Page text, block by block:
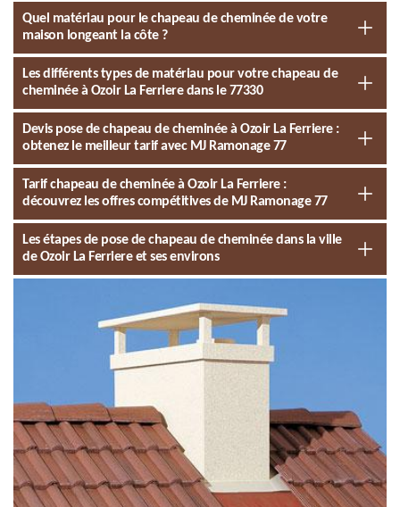
Quel matériau pour le chapeau de cheminée de votre
maison longeant la côte ?
Les différents types de matériau pour votre chapeau de
cheminée à Ozoir La Ferriere dans le 77330
Devis pose de chapeau de cheminée à Ozoir La Ferriere :
obtenez le meilleur tarif avec MJ Ramonage 77
Tarif chapeau de cheminée à Ozoir La Ferriere :
découvrez les offres compétitives de MJ Ramonage 77
Les étapes de pose de chapeau de cheminée dans la ville
de Ozoir La Ferriere et ses environs